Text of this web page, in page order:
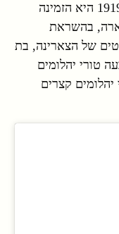
הייתה חובבת יהלומים ידועה, ובשנת 1919 היא הזמינה
בהשראת
של הצארינה, בת
טורי יהלומים
קצרים